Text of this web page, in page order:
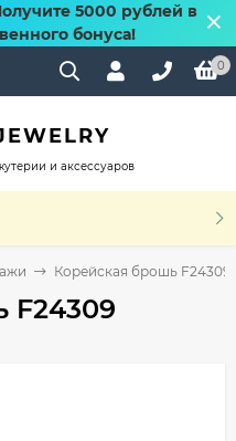
5000 рублей в
бонуса!
0
и аксессуаров
Корейская брошь F24309
F24309